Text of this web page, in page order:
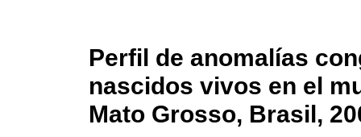
Perfil de anomalías
nascidos vivos en el
Mato Grosso, Brasil,